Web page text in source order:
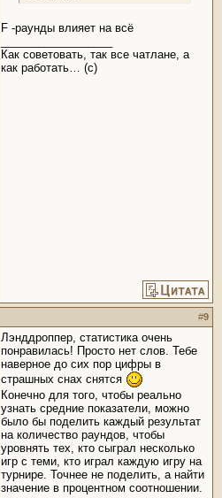
F -раунды влияет на всё
Как советовать, так все чатлане, а
как работать… (с)
#9
Лэнддроппер, статистика очень
понравилась! Просто нет слов. Тебе
наверное до сих пор цифры в
страшных снах снятся
Конечно для того, чтобы реально
узнать средние показатели, можно
было бы поделить каждый результат
на количество раундов, чтобы
уровнять тех, кто сыграл несколько
игр с теми, кто играл каждую игру на
турнире. Точнее не поделить, а найти
значение в процентном соотношении.